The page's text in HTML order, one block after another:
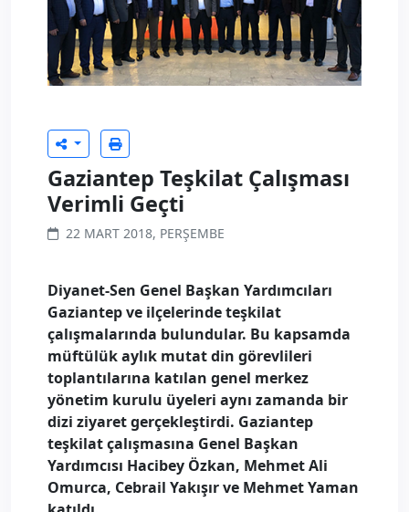
Gaziantep Teşkilat Çalışması
Verimli Geçti
22 MART 2018, PERŞEMBE
Diyanet-Sen Genel Başkan Yardımcıları
Gaziantep ve ilçelerinde teşkilat
çalışmalarında bulundular. Bu kapsamda
müftülük aylık mutat din görevlileri
toplantılarına katılan genel merkez
yönetim kurulu üyeleri aynı zamanda bir
dizi ziyaret gerçekleştirdi. Gaziantep
teşkilat çalışmasına Genel Başkan
Yardımcısı Hacibey Özkan, Mehmet Ali
Omurca, Cebrail Yakışır ve Mehmet Yaman